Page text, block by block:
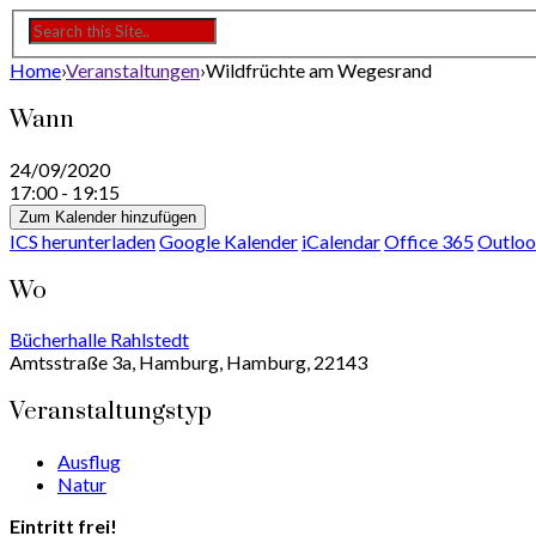
Home›Veranstaltungen›Wildfrüchte am Wegesrand
Wann
24/09/2020
17:00 - 19:15
Zum Kalender hinzufügen
ICS herunterladenGoogle Kalender iCalendarOffice 365
Wo
Bücherhalle Rahlstedt
Amtsstraße 3a, Hamburg, Hamburg, 22143
Veranstaltungstyp
Ausflug
Natur
Eintritt frei!